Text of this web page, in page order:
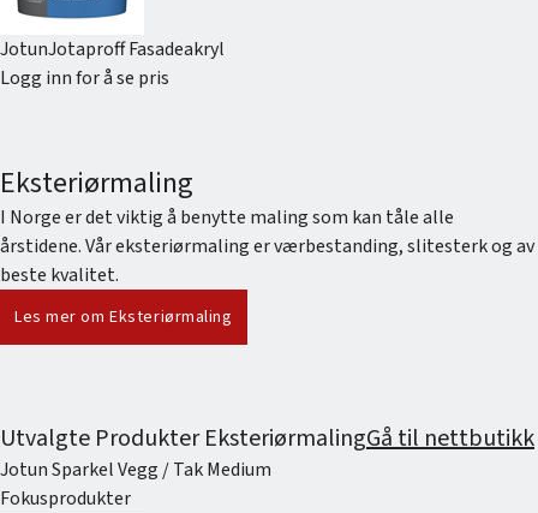
JotunJotaproff Fasadeakryl
Logg inn for å se pris
Eksteriørmaling
I Norge er det viktig å benytte maling som kan tåle alle
årstidene. Vår eksteriørmaling er værbestanding, slitesterk og av
beste kvalitet.
Les mer om Eksteriørmaling
Utvalgte Produkter EksteriørmalingGå til nettbutikk
Jotun Sparkel Vegg / Tak Medium
Fokusprodukter